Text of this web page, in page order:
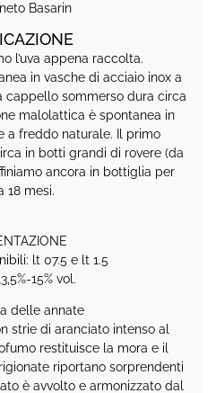
Basarin
l’uva appena raccolta.
in vasche di acciaio inox a
cappello sommerso dura circa
malolattica è spontanea in
a freddo naturale. Il primo
in botti grandi di rovere (da
ancora in bottiglia per
18 mesi.
lt 07.5 e lt 1.5
15% vol.
delle annate
strie di aranciato intenso al
restituisce la mora e il
riportano sorprendenti
è avvolto e armonizzato dal